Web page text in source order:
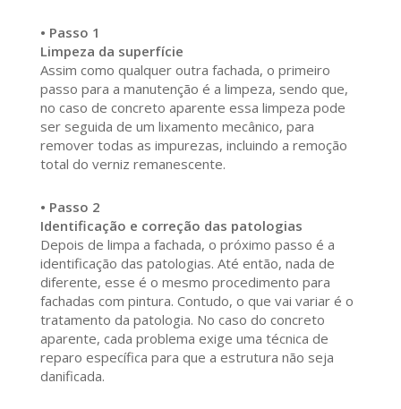
• Passo 1
Limpeza da superfície
Assim como qualquer outra fachada, o primeiro
passo para a manutenção é a limpeza, sendo que,
no caso de concreto aparente essa limpeza pode
ser seguida de um lixamento mecânico, para
remover todas as impurezas, incluindo a remoção
total do verniz remanescente.
• Passo 2
Identificação e correção das patologias
Depois de limpa a fachada, o próximo passo é a
identificação das patologias. Até então, nada de
diferente, esse é o mesmo procedimento para
fachadas com pintura. Contudo, o que vai variar é o
tratamento da patologia. No caso do concreto
aparente, cada problema exige uma técnica de
reparo específica para que a estrutura não seja
danificada.